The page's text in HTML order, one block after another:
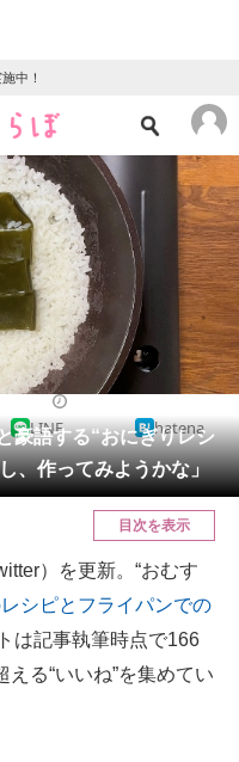
中！
ース
ズ
・育児
ーチ
豪語する“おにぎりレシ
、作ってみようかな」
LINE hatena
目次を表示
）を更新。“おむす
シピとフライパンでの
は記事執筆時点で166
る“いいね”を集めてい